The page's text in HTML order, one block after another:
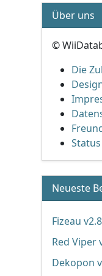
Über uns
©
Die
Status
Neueste
Fizeau
Red Viper
Dekopon